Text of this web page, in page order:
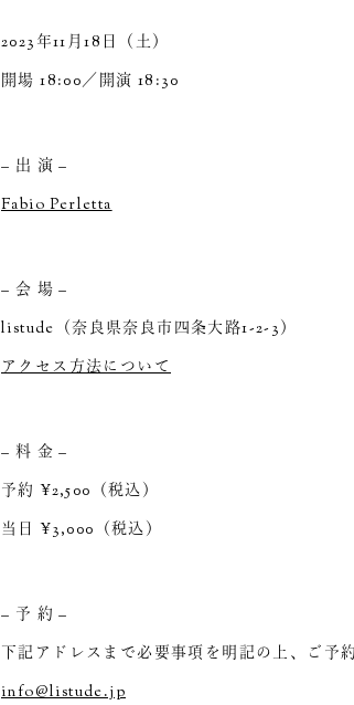
2023年11月18日（土）
開場 18:00／開演 18:30
– 出 演 –
Fabio Perletta
– 会 場 –
listude（奈良県奈良市四条大路1-2-3）
アクセス方法について
– 料 金 –
予約 ¥2,500（税込）
当日 ¥3,000（税込）
– 予 約 –
下記アドレスまで必要事項を明記の上、ご予
info@listude.jp